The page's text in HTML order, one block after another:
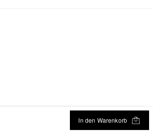
In den Warenkorb
Datenschutz-Einstellungen